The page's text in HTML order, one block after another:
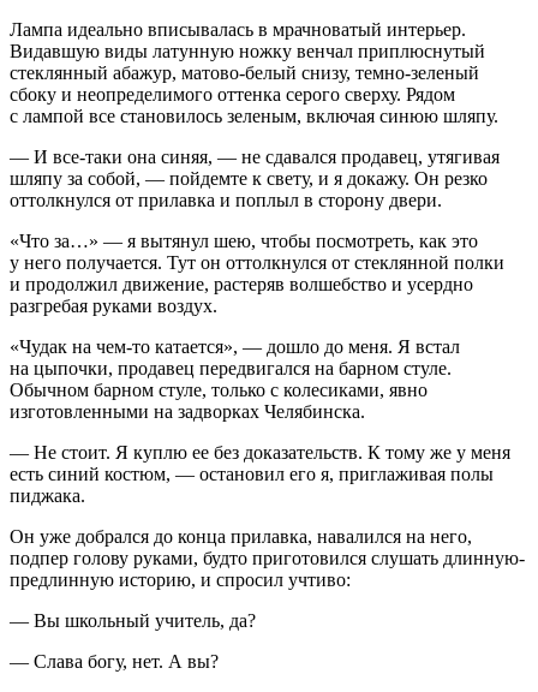
Лампа идеально вписывалась в мрачноватый интерьер.
Видавшую виды латунную ножку венчал приплюснутый
стеклянный абажур, матово-белый снизу, темно-зеленый
сбоку и неопределимого оттенка серого сверху. Рядом
с лампой все становилось зеленым, включая синюю шляпу.
— И все-таки она синяя, — не сдавался продавец, утягивая
шляпу за собой, — пойдемте к свету, и я докажу. Он резко
оттолкнулся от прилавка и поплыл в сторону двери.
«Что за…» — я вытянул шею, чтобы посмотреть, как это
у него получается. Тут он оттолкнулся от стеклянной полки
и продолжил движение, растеряв волшебство и усердно
разгребая руками воздух.
«Чудак на чем-то катается», — дошло до меня. Я встал
на цыпочки, продавец передвигался на барном стуле.
Обычном барном стуле, только с колесиками, явно
изготовленными на задворках Челябинска.
— Не стоит. Я куплю ее без доказательств. К тому же у меня
есть синий костюм, — остановил его я, приглаживая полы
пиджака.
Он уже добрался до конца прилавка, навалился на него,
подпер голову руками, будто приготовился слушать длинную-
предлинную историю, и спросил учтиво:
— Вы школьный учитель, да?
— Слава богу, нет. А вы?